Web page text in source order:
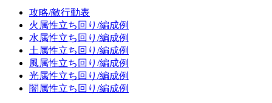
攻略/敵行動表
火属性立ち回り/編成例
水属性立ち回り/編成例
土属性立ち回り/編成例
風属性立ち回り/編成例
光属性立ち回り/編成例
闇属性立ち回り/編成例